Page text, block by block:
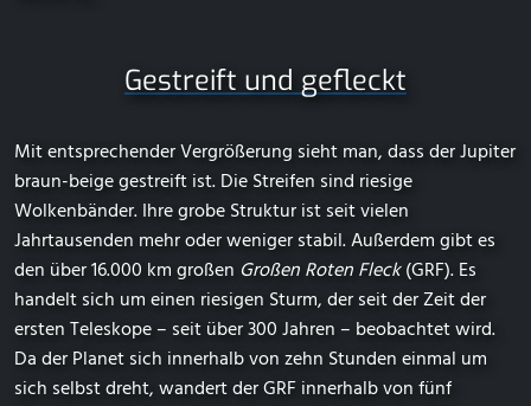
Gestreift und gefleckt
Mit entsprechender Vergrößerung sieht man, dass der Jupiter
braun-beige gestreift ist. Die Streifen sind riesige
Wolkenbänder. Ihre grobe Struktur ist seit vielen
Jahrtausenden mehr oder weniger stabil. Außerdem gibt es
den über 16.000 km großen Großen Roten Fleck(GRF). Es
handelt sich um einen riesigen Sturm, der seit der Zeit der
ersten Teleskope – seit über 300 Jahren – beobachtet wird.
Da der Planet sich innerhalb von zehn Stunden einmal um
sich selbst dreht, wandert der GRF innerhalb von fünf